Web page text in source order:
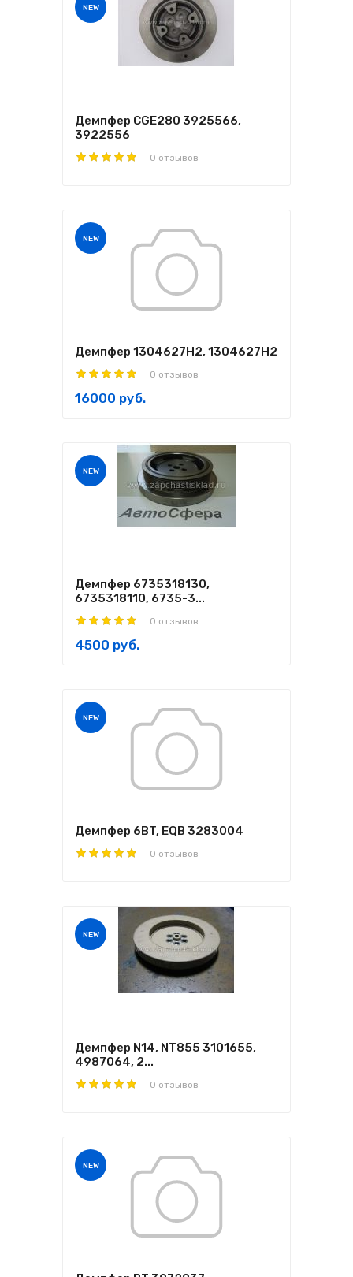
NEW
Демпфер CGE280 3925566,
3922556
0 отзывов
NEW
Демпфер 1304627H2, 1304627Н2
0 отзывов
16000 руб.
NEW
Демпфер 6735318130,
6735318110, 6735-3...
0 отзывов
4500 руб.
NEW
Демпфер 6BT, EQB 3283004
0 отзывов
NEW
Демпфер N14, NT855 3101655,
4987064, 2...
0 отзывов
NEW